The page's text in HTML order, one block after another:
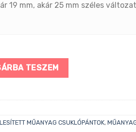
19 mm, akár 25 mm széles
mennyiség
TESZEM
MŰANYAG CSUKLÓPÁNTOK,